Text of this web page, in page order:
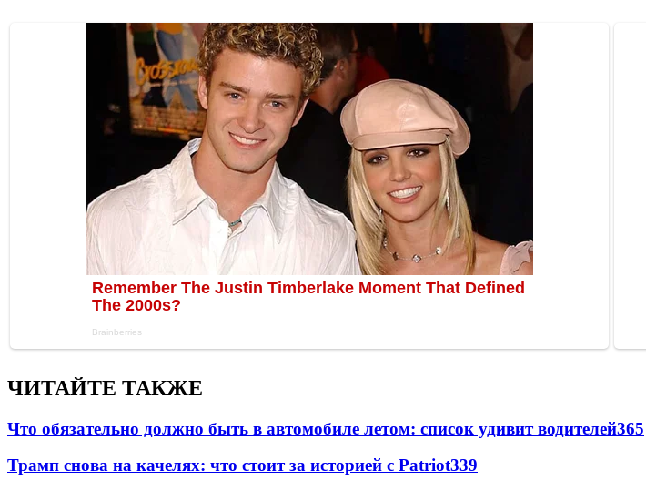
ЧИТАЙТЕ ТАКЖЕ
Что обязательно должно быть в автомобиле летом: список удивит водителей365
Трамп снова на качелях: что стоит за историей с Patriot339